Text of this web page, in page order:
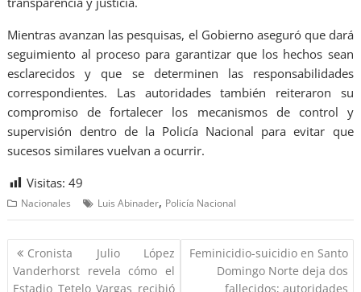
Mientras avanzan las pesquisas, el Gobierno aseguró que dará
seguimiento al proceso para garantizar que los hechos sean
esclarecidos y que se determinen las responsabilidades
correspondientes. Las autoridades también reiteraron su
compromiso de fortalecer los mecanismos de control y
supervisión dentro de la Policía Nacional para evitar que
sucesos similares vuelvan a ocurrir.
Visitas: 49
Nacionales Luis Abinader, Policía Nacional
Cronista Julio López
Vanderhorst revela cómo el
Estadio Tetelo Vargas recibió
Feminicidio-suicidio en Santo
Domingo Norte deja dos
fallecidos; autoridades